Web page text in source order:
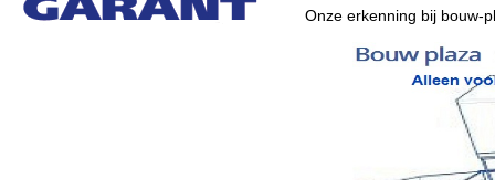
Onze erkenning bij bouw-